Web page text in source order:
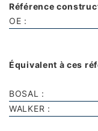
Référence
OE :
Équivalent à ces
BOSAL :
WALKER :